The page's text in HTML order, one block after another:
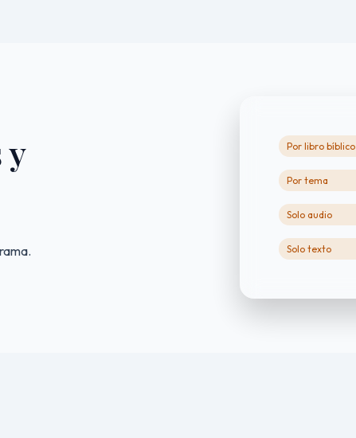
y
Por libro bíblico
Por tema
Solo audio
Solo texto